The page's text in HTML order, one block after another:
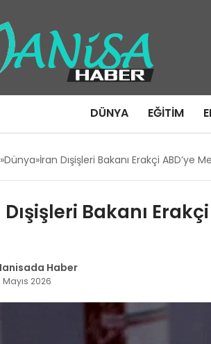
DÜNYA EĞITIM
Dünya İran Dışişleri Bakanı Erakçi ABD’ye
Bakanı
Haber
Mayıs 2026